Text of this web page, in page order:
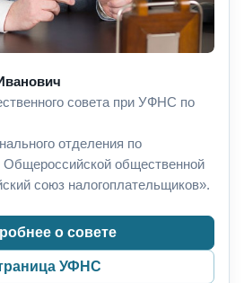
совета при УФНС по
отделения по
Общероссийской общественной
союз налогоплательщиков».
о совете
УФНС